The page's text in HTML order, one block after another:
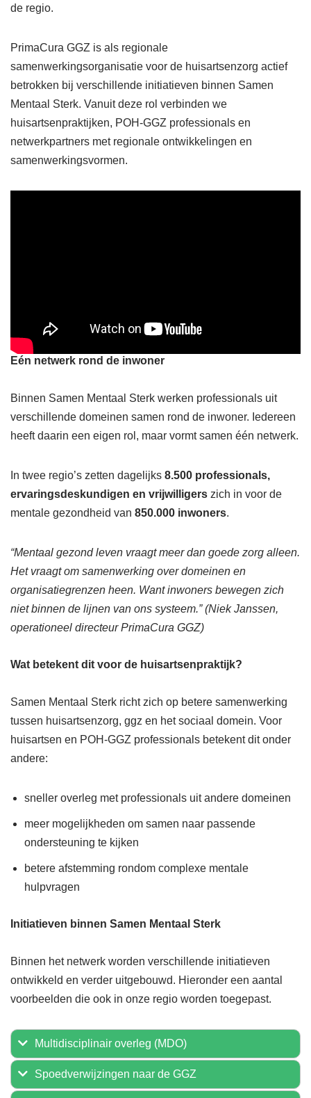
de regio.
PrimaCura GGZ is als regionale
samenwerkingsorganisatie voor de huisartsenzorg actief
betrokken bij verschillende initiatieven binnen Samen
Mentaal Sterk. Vanuit deze rol verbinden we
huisartsenpraktijken, POH-GGZ professionals en
netwerkpartners met regionale ontwikkelingen en
samenwerkingsvormen.
Eén netwerk rond de inwoner
Binnen Samen Mentaal Sterk werken professionals uit
verschillende domeinen samen rond de inwoner. Iedereen
heeft daarin een eigen rol, maar vormt samen één netwerk.
In twee regio’s zetten dagelijks 8.500 professionals,
ervaringsdeskundigen en vrijwilligers zich in voor de
mentale gezondheid van 850.000 inwoners.
“Mentaal gezond leven vraagt meer dan goede zorg alleen.
Het vraagt om samenwerking over domeinen en
organisatiegrenzen heen. Want inwoners bewegen zich
niet binnen de lijnen van ons systeem.” (Niek Janssen,
operationeel directeur PrimaCura GGZ)
Wat betekent dit voor de huisartsenpraktijk?
Samen Mentaal Sterk richt zich op betere samenwerking
tussen huisartsenzorg, ggz en het sociaal domein. Voor
huisartsen en POH-GGZ professionals betekent dit onder
andere:
sneller overleg met professionals uit andere domeinen
meer mogelijkheden om samen naar passende
ondersteuning te kijken
betere afstemming rondom complexe mentale
hulpvragen
Initiatieven binnen Samen Mentaal Sterk
Binnen het netwerk worden verschillende initiatieven
ontwikkeld en verder uitgebouwd. Hieronder een aantal
voorbeelden die ook in onze regio worden toegepast.
Multidisciplinair overleg (MDO)
Spoedverwijzingen naar de GGZ